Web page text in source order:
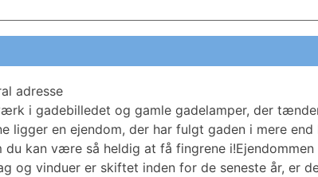
adresse
i gadebilledet og gamle gadelamper, der
ligger en ejendom, der har fulgt gaden i mere end
du kan være så heldig at få fingrene
og vinduer er skiftet inden for de seneste år, er